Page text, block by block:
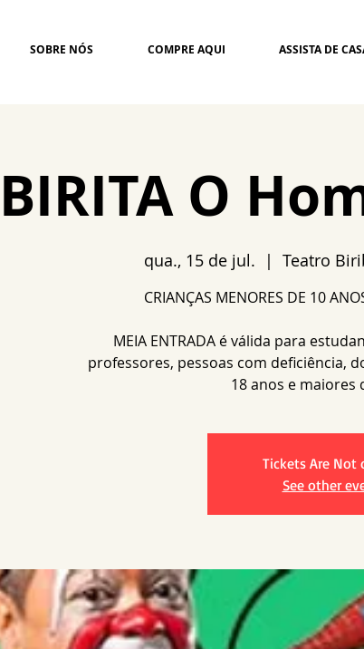
SOBRE NÓS COMPRE AQUI ASSISTA DE
BIRITA O
qua., 15 de jul.
  |
Teatro
CRIANÇAS MENORES DE 10
MEIA ENTRADA é válida para
professores, pessoas com deficiência,
18 anos e maiores
Tickets Are Not
See other